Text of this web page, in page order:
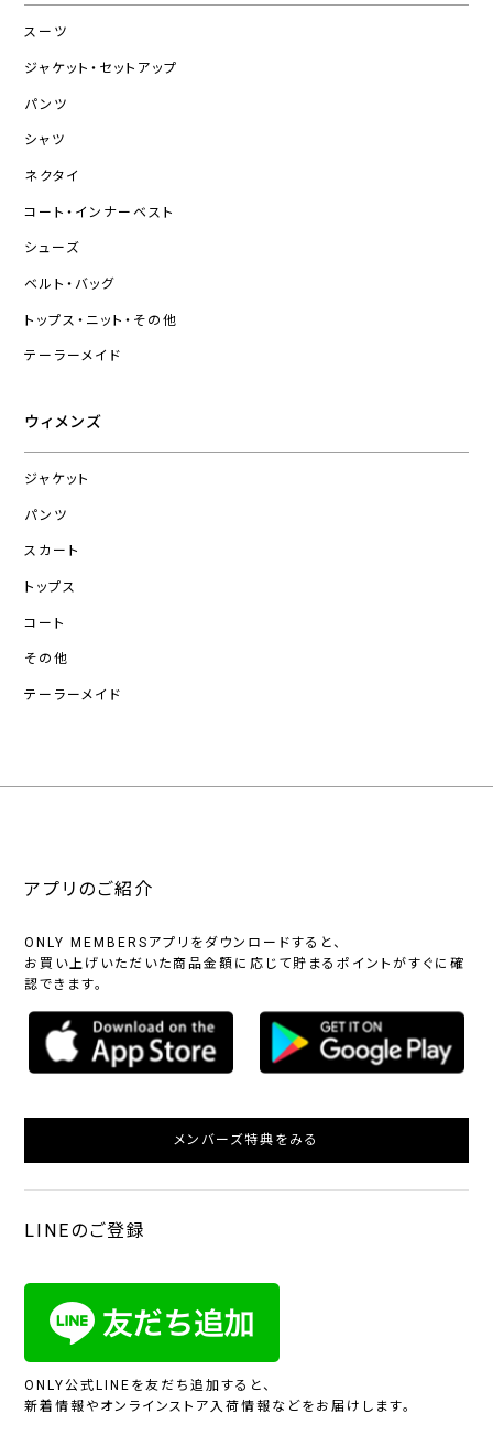
スーツ
ジャケット・セットアップ
パンツ
シャツ
ネクタイ
コート・インナーベスト
シューズ
ベルト・バッグ
トップス・ニット・その他
テーラーメイド
ウィメンズ
ジャケット
パンツ
スカート
トップス
コート
その他
テーラーメイド
アプリのご紹介
ONLY MEMBERSアプリをダウンロードすると、
お買い上げいただいた商品金額に応じて貯まるポイントがすぐに確
認できます。
メンバーズ特典をみる
LINEのご登録
ONLY公式LINEを友だち追加すると、
新着情報やオンラインストア入荷情報などをお届けします。